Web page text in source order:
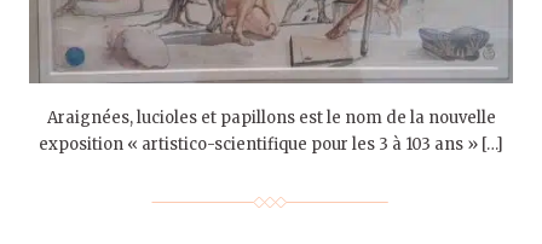
Araignées, lucioles et papillons est le nom de la nouvelle
exposition « artistico-scientifique pour les 3 à 103 ans » […]